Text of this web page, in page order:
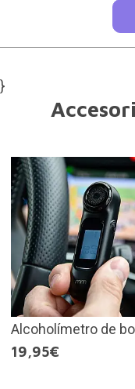
}
Alcoholímetro de
19,95€